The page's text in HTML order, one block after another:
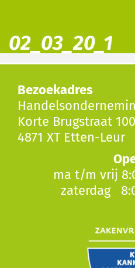
02_03_20_1
Bezoekadres
Korte Brugstraat 100
4871 XT Etten-Leur
ma t/m vrij
zaterdag